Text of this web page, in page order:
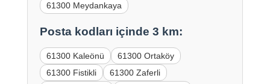
61300 Meydankaya
Posta kodları içinde 3 km:
61300 Kaleönü
61300 Ortaköy
61300 Fistikli
61300 Zaferli